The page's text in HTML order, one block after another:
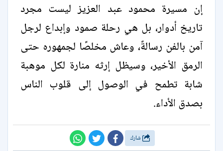
إن مسيرة محمود عبد العزيز ليست مجرد
تاريخ أدوار، بل هي رحلة صمود وإبداع لرجل
آمن بالفن رسالةً، وعاش مخلصًا لجمهوره حتى
الرمق الأخير، وسيظل إرثه منارة لكل موهبة
شابة تطمح في الوصول إلى قلوب الناس
بصدق الأداء.